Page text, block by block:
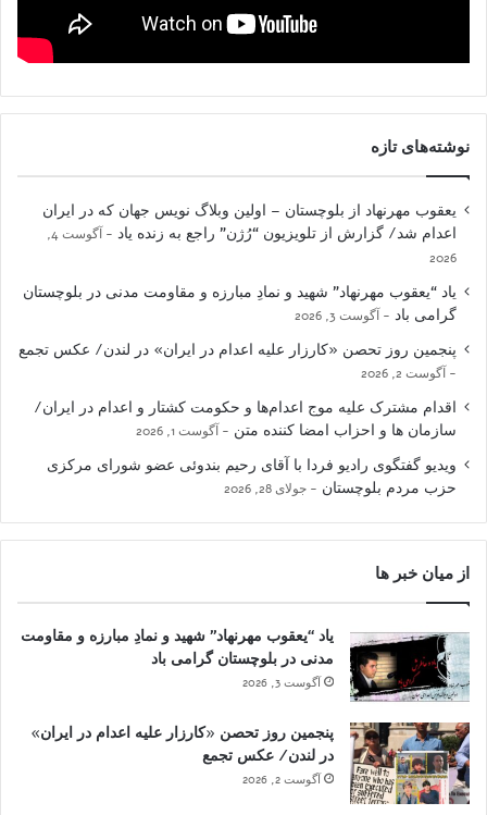
نوشته‌های تازه
یعقوب مهرنهاد از بلوچستان – اولین وبلاگ نویس جهان که در ایران
اعدام شد/ گزارش از تلویزیون “رُژن” راجع به زنده یاد
آگوست 4,
2026
یاد “یعقوب مهرنهاد” شهید و نمادِ مبارزه و مقاومت مدنی در بلوچستان
گرامی باد
آگوست 3, 2026
پنجمین روز تحصن «کارزار علیه اعدام در ایران» در لندن/ عکس تجمع
آگوست 2, 2026
اقدام مشترک علیه موج اعدام‌ها و حکومت کشتار و اعدام در ایران/
سازمان ها و احزاب امضا کننده متن
آگوست 1, 2026
ویدیو گفتگوی رادیو فردا با آقای رحیم بندوئی عضو شورای مرکزی
حزب مردم بلوچستان
جولای 28, 2026
از میان خبر ها
یاد “یعقوب مهرنهاد” شهید و نمادِ مبارزه و مقاومت
مدنی در بلوچستان گرامی باد
آگوست 3, 2026
پنجمین روز تحصن «کارزار علیه اعدام در ایران»
در لندن/ عکس تجمع
آگوست 2, 2026